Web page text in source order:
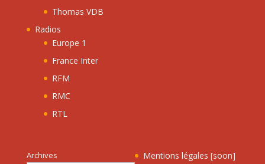
Thomas VDB
Radios
Europe 1
France Inter
RFM
RMC
RTL
Archives
Mentions légales [soon]